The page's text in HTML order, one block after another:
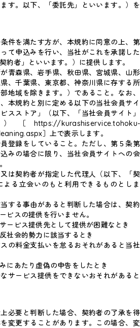
す。以下、「委託先」といいます。）を
件を満たす方が、本規約に同意の上、第
て申込みを行い、当社がこれを承諾した
約者」といいます。）に提供します。
が青森県、岩手県、秋田県、宮城県、山形
、千葉県、東京都、神奈川県に存する所
地域を除きます。）であること。なお、
本規約と別に定める以下の当社会員サイ
スストア」（以下、「当社会員サイト」
kurashiservice.tohoku-
］上で表示します。
員登録をしていること。ただし、第５条第
みの場合に限り、当社会員サイトへの会
は契約者が指定した代理人（以下、「契
る立会いのもと利用できるものとしま
する事由があると判断した場合は、契約
ビスの提供を行いません。
ービス提供先として提供が困難なとき
社会的勢力に該当するとき
の料金支払いを怠るおそれがあると当社
にあたり虚偽の申告をしたとき
サービス提供をできないおそれがあると
必要と判断した場合、契約者の了承を得
変更することがあります。この場合、変